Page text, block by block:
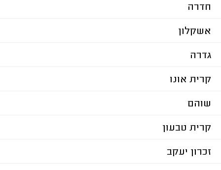
חדרה
אשקלון
גדרה
קרית אונו
שוהם
קרית טבעון
זכרון יעקב